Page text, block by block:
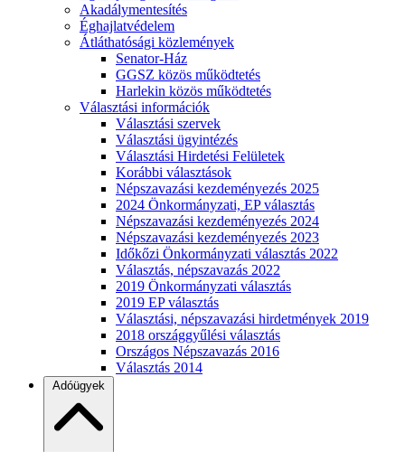
Akadálymentesítés
Éghajlatvédelem
Átláthatósági közlemények
Senator-Ház
GGSZ közös működtetés
Harlekin közös működtetés
Választási információk
Választási szervek
Választási ügyintézés
Választási Hirdetési Felületek
Korábbi választások
Népszavazási kezdeményezés 2025
2024 Önkormányzati, EP választás
Népszavazási kezdeményezés 2024
Népszavazási kezdeményezés 2023
Időkőzi Önkormányzati választás 2022
Választás, népszavazás 2022
2019 Önkormányzati választás
2019 EP választás
Választási, népszavazási hirdetmények 2019
2018 országgyűlési választás
Országos Népszavazás 2016
Választás 2014
Adóügyek